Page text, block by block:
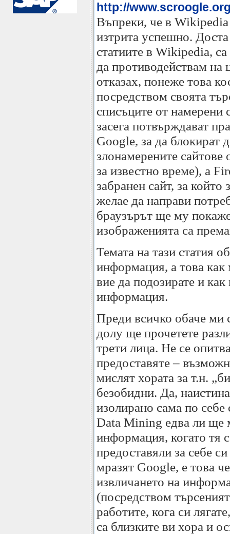
http://
Въпреки, че в Wikipedia
изтрита успешно.
статиите в Wikipedia,
да противодействам на
отказах, понеже това
посредством своята
списъците от
засега потвърждават
Google, за да блокират
злонамерените
за известно време), a
забранен сайт, за
желае да направи
браузърът ще му
изображенията са
Темата на тази статия
информация, а това как
вие да подозирате и
информация.
Преди всичко обаче ми
долу ще прочетете
трети лица. Не се
предоставяте –
мислят хората за т.н.
безобидни. Да,
изолирано сама по
Data Mining едва ли ще
информация, когато тя
предоставяли за себе
мразят Google, е това
извличането на
(посредством
работите, кога си
са близките ви хора и